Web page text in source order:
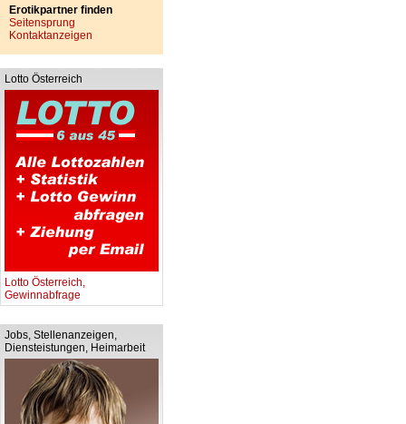
Erotikpartner finden
Seitensprung
Kontaktanzeigen
Lotto Österreich
Lotto Österreich,
Gewinnabfrage
Jobs, Stellenanzeigen,
Diensteistungen, Heimarbeit